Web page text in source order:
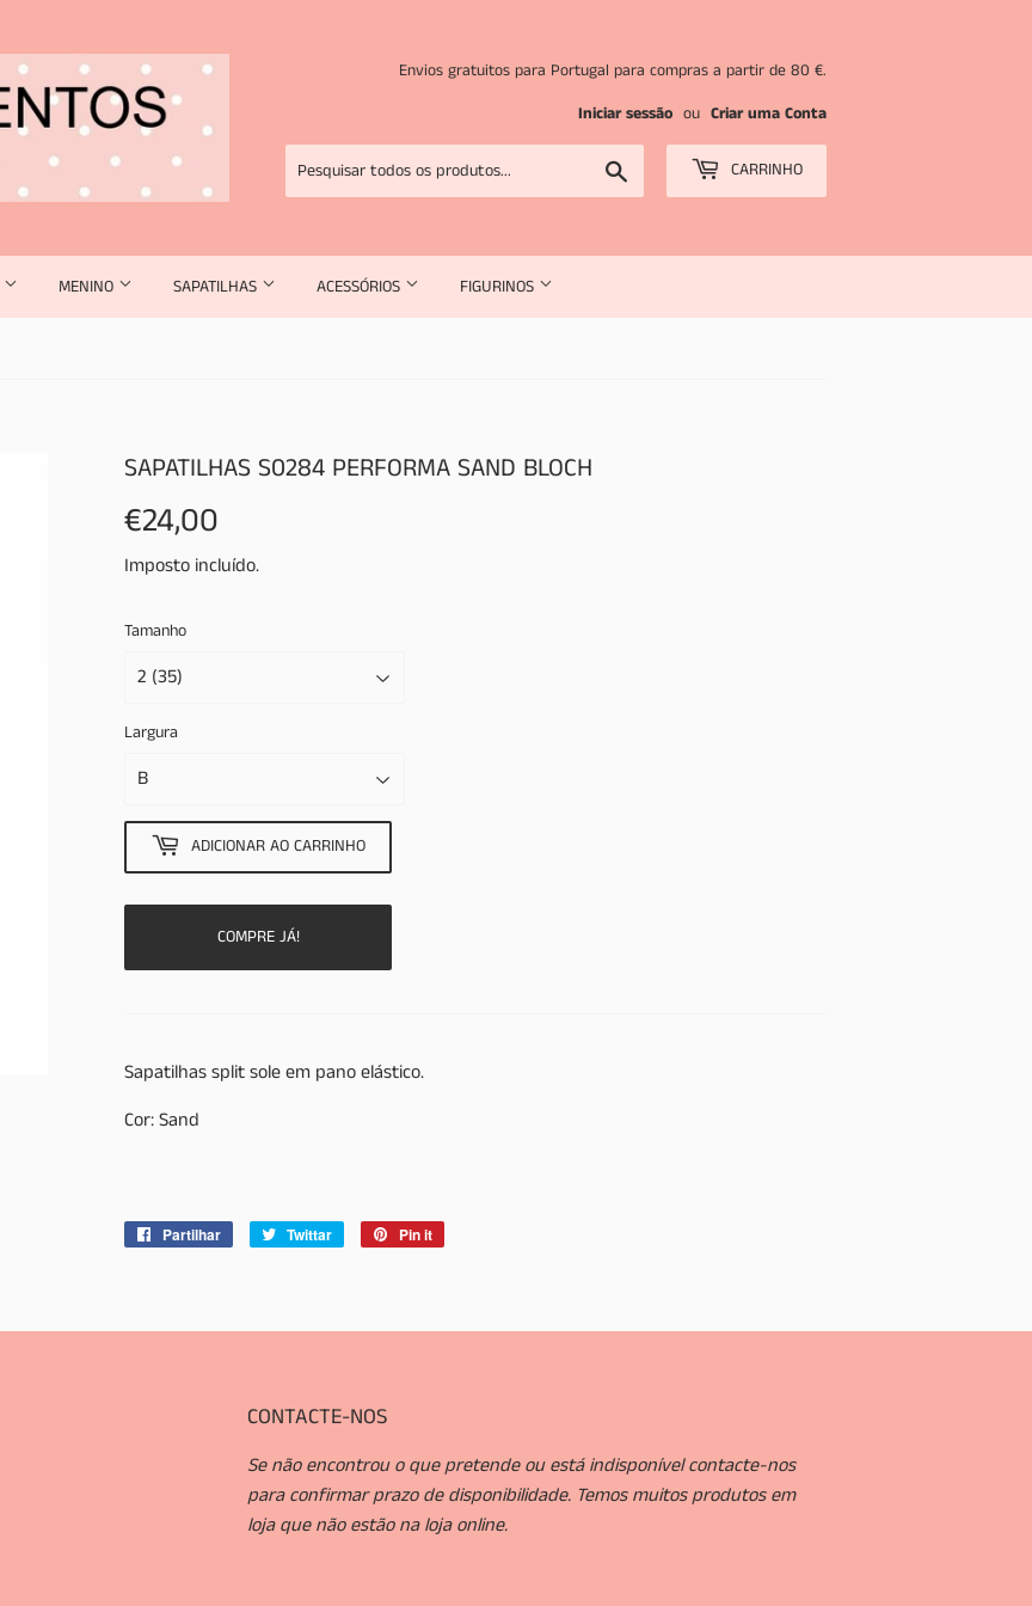
Envios gratuitos para Portugal para compras a partir de 80 €.
Iniciar sessão ou Criar uma Conta
Pesquisar CARRINHO
MENINO SAPATILHAS ACESSÓRIOS FIGURINOS
SAPATILHAS S0284 PERFORMA SAND BLOCH
€24,00
Imposto incluído.
Tamanho
Largura
ADICIONAR AO CARRINHO
COMPRE JÁ!
Sapatilhas split sole em pano elástico.
Cor: Sand
Partilhar
Partilhe Twittar
Twittar
Pin it
CONTACTE-NOS
Se não encontrou o que pretende ou está indisponível contacte-nos
para confirmar prazo de disponibilidade. Temos muitos produtos em
loja que não estão na loja online.